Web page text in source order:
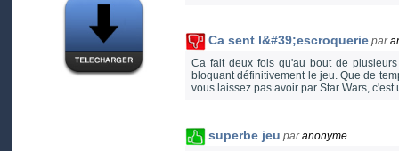
Ca sent l&#39;escroquerie par
Ca fait deux fois qu'au bout de
bloquant définitivement le jeu. Que de
vous laissez pas avoir par Star Wars,
superbe jeu paranonyme